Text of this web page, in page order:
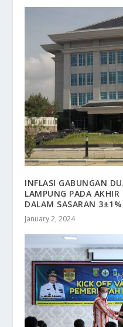
INFLASI GABUNGAN
LAMPUNG PADA
DALAM SASARAN 3±1%
January 2, 2024